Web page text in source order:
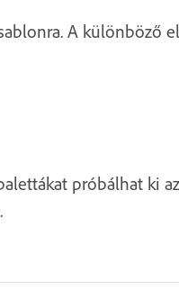
A különböző
próbálhat ki